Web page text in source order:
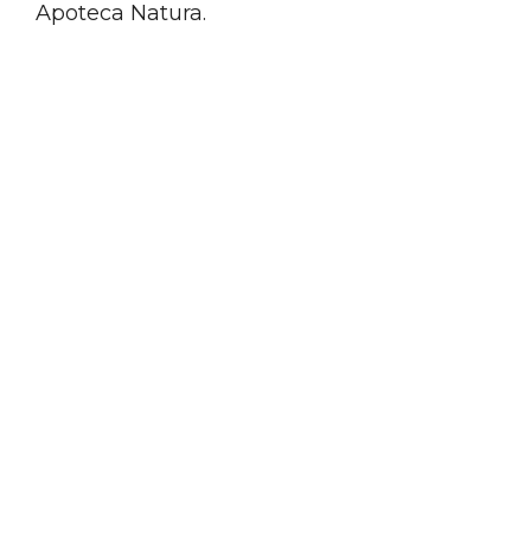
Apoteca Natura.